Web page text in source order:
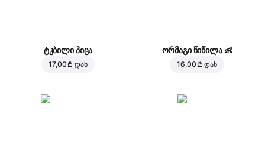
ტკბილი პიცა
17,00 ₾ დან
ორმაგი წიწილა👶
16,00 ₾ დან